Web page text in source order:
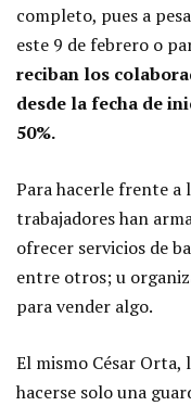
completo, pues a
este 9 de febrero o
reciban los
desde la fecha de
50%.
Para hacerle frente a
trabajadores han
ofrecer servicios de
entre otros; u
para vender algo.
El mismo César
hacerse solo una